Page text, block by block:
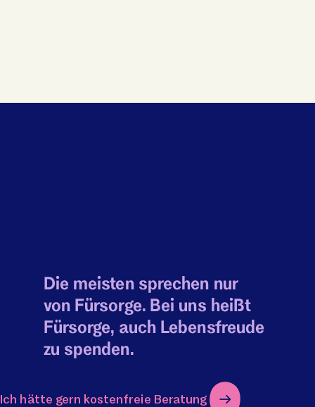
Die meisten sprechen nur
von Fürsorge. Bei uns heißt
Fürsorge, auch Lebensfreude
zu spenden.
Ich hätte gern kostenfreie Beratung